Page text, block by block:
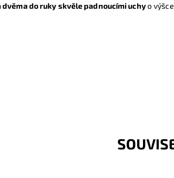
do ruky skvěle padnoucími uchyo